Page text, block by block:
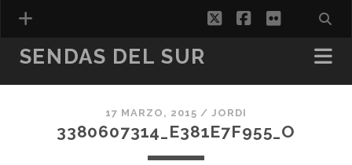
CATALÀ(CATALÁN)
twitterfacebook
flickr
SENDAS DEL SUR
17 MARZO, 2015 /JORDI
3380607314_E381E7F955_O